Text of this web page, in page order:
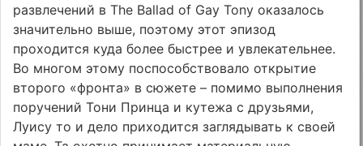
развлечений в The Ballad of Gay Tony оказалось
значительно выше, поэтому этот эпизод
проходится куда более быстрее и увлекательнее.
Во многом этому поспособствовало открытие
второго «фронта» в сюжете – помимо выполнения
поручений Тони Принца и кутежа с друзьями,
Луису то и дело приходится заглядывать к своей